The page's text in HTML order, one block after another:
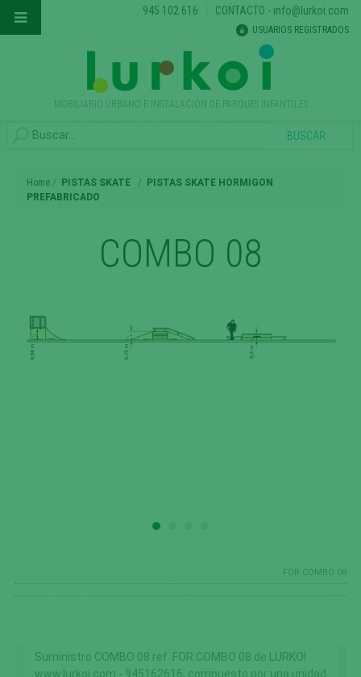
MOBILIARIO URBANO E INSTALACIÓN DE PARQUES INFANTILES
945 102 616 CONTACTO - info@lurkoi.com
USUARIOS REGISTRADOS
Home PISTAS SKATE
PISTAS SKATE HORMIGON
PREFABRICADO
COMBO 08
FOR.COMBO 08
Suministro COMBO 08 ref FOR.COMBO 08 de LURKOI
www.lurkoi.com - 945162616, compuesto por una unidad